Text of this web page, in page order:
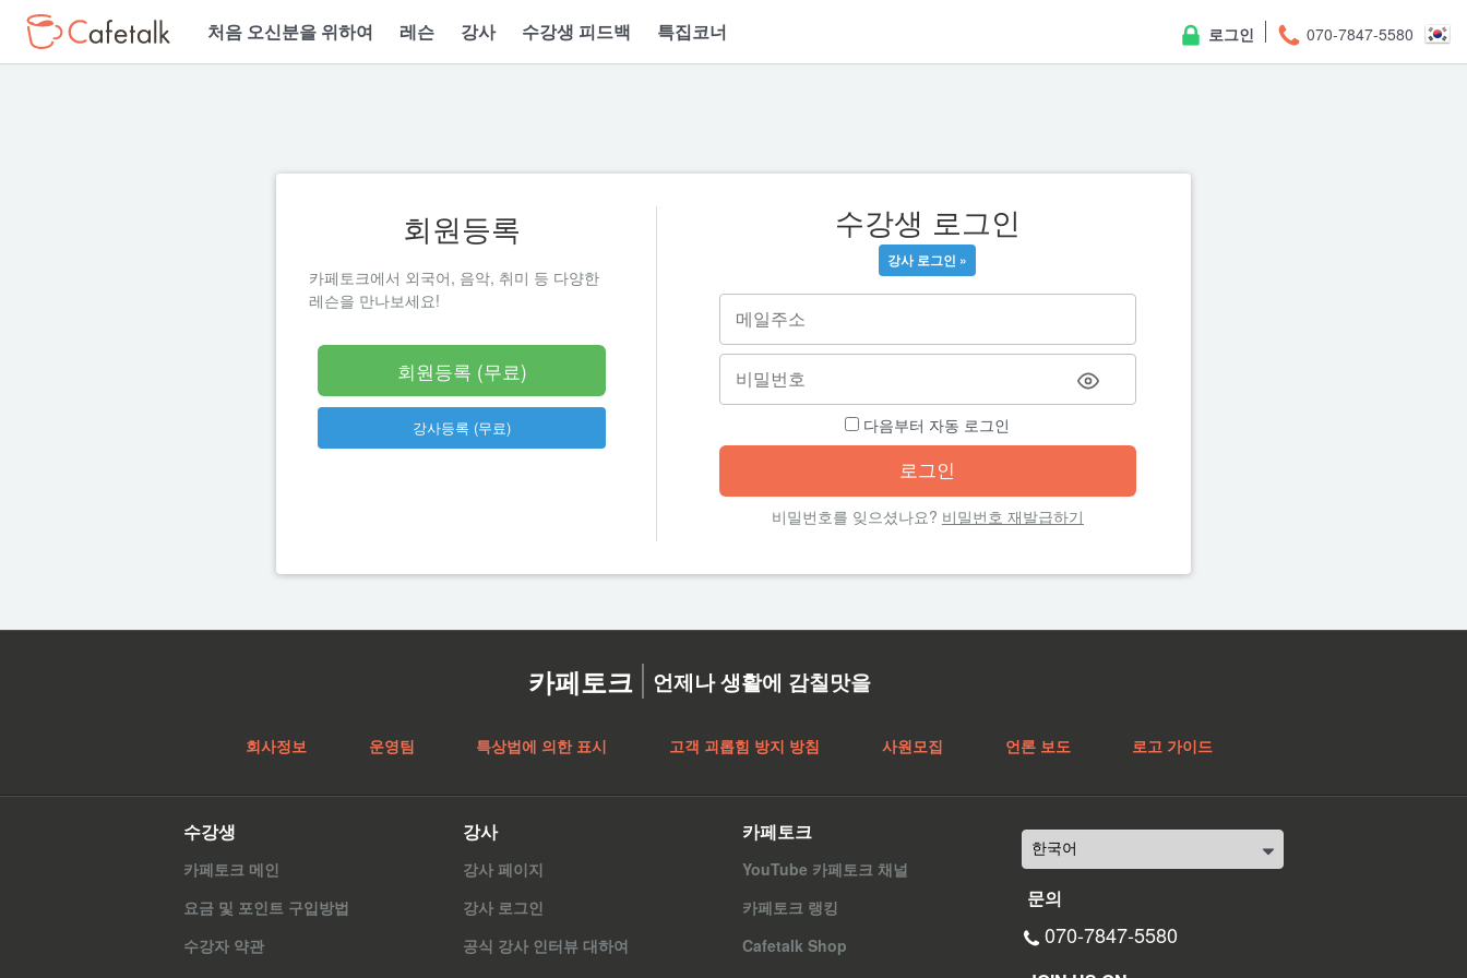
070-7847-5580
로그인
처음 오신분을 위하여 레슨 강사 수강생 피드백 특집코너
수강생 로그인
강사 로그인 »
다음부터 자동 로그인
비밀번호를 잊으셨나요? 비밀번호 재발급하기
회원등록
카페토크에서 외국어, 음악, 취미 등 다양한
레슨을 만나보세요!
회원등록 (무료)
강사등록 (무료)
카페토크 언제나 생활에 감칠맛을
회사정보 운영팀 특상법에 의한 표시 고객 괴롭힘 방지 방침 사원모집 언론 보도 로고 가이드
문의
070-7847-5580
수강생
카페토크 메인
요금 및 포인트 구입방법
수강자 약관
강사
강사 페이지
강사 로그인
공식 강사 인터뷰 대하여
카페토크
YouTube 카페토크 채널
카페토크 랭킹
Cafetalk Shop